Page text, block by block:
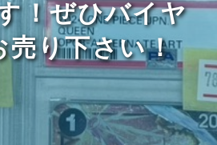
！ぜひバイヤ
売り下さい！